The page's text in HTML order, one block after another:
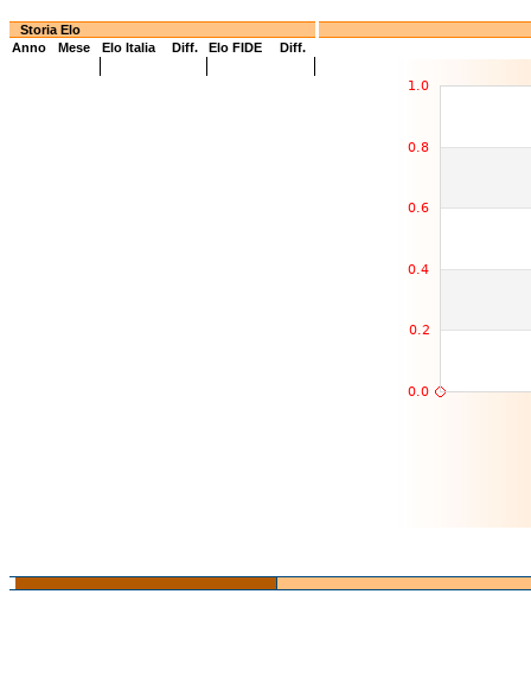
Storia Elo
Anno
Mese Elo Italia Diff. Elo FIDE Diff.